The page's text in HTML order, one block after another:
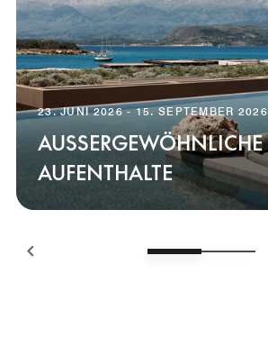
23. JUNI 2026 - 15. SEPTEMBER 2026
AUSSERGEWÖHNLICHE A
UFENTHALTE